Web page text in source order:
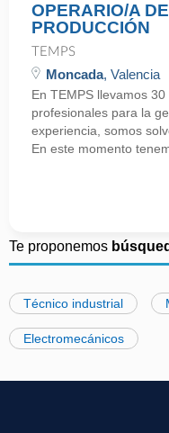
OPERARIO/A DE
PRODUCCIÓN
TEMPS
Moncada, Valencia
En TEMPS llevamos
profesionales para la
experiencia, somos
En este momento
Te proponemos
Técnico industrial
Electromecánicos